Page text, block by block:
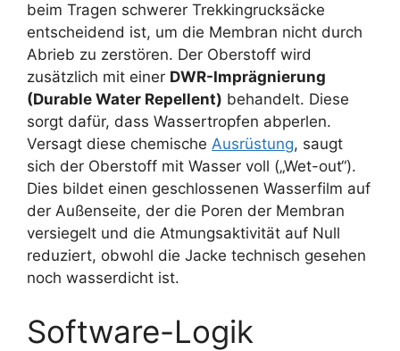
beim Tragen schwerer Trekkingrucksäcke
entscheidend ist, um die Membran nicht durch
Abrieb zu zerstören. Der Oberstoff wird
zusätzlich mit einer DWR-Imprägnierung
(Durable Water Repellent) behandelt. Diese
sorgt dafür, dass Wassertropfen abperlen.
Versagt diese chemische Ausrüstung, saugt
sich der Oberstoff mit Wasser voll („Wet-out“).
Dies bildet einen geschlossenen Wasserfilm auf
der Außenseite, der die Poren der Membran
versiegelt und die Atmungsaktivität auf Null
reduziert, obwohl die Jacke technisch gesehen
noch wasserdicht ist.
Software-Logik